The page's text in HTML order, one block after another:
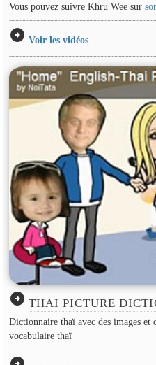
Vous pouvez suivre Khru Wee sur
arrow_circle_right Voir les vidéos
arrow_circle_right THAI PICTURE
Dictionnaire thaï avec des images et
vocabulaire thaï